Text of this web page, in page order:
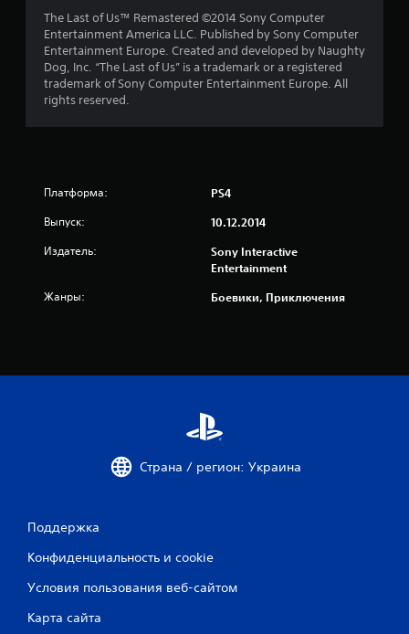
с
н
The Last of Us™ Remastered ©2014 Sony Computer
Entertainment America LLC. Published by Sony Computer
Entertainment Europe. Created and developed by Naughty
Dog, Inc. “The Last of Us” is a trademark or a registered
trademark of Sony Computer Entertainment Europe. All
rights reserved.
Платформа: PS4
Выпуск: 10.12.2014
Издатель:
Sony Interactive
Entertainment
Жанры: Боевики, Приключения
Страна / регион: Украина
Поддержка
Конфиденциальность и cookie
Условия пользования веб-сайтом
Карта сайта